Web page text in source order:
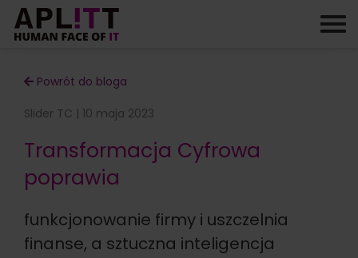
Skip
content
Powrót do bloga
Slider TC | 10 maja 2023
Transformacja Cyfrowa
poprawia
funkcjonowanie firmy i uszczelnia
finanse, a sztuczna inteligencja